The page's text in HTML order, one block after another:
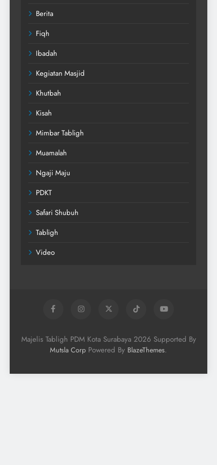
Berita
Fiqh
Ibadah
Kegiatan Masjid
Khutbah
Kisah
Mimbar Tabligh
Muamalah
Ngaji Maju
PDKT
Safari Shubuh
Tabligh
Video
Majelis Tabligh PDM Kota Surabaya 2026 Supported By
Mutsla Corp Powered By BlazeThemes.